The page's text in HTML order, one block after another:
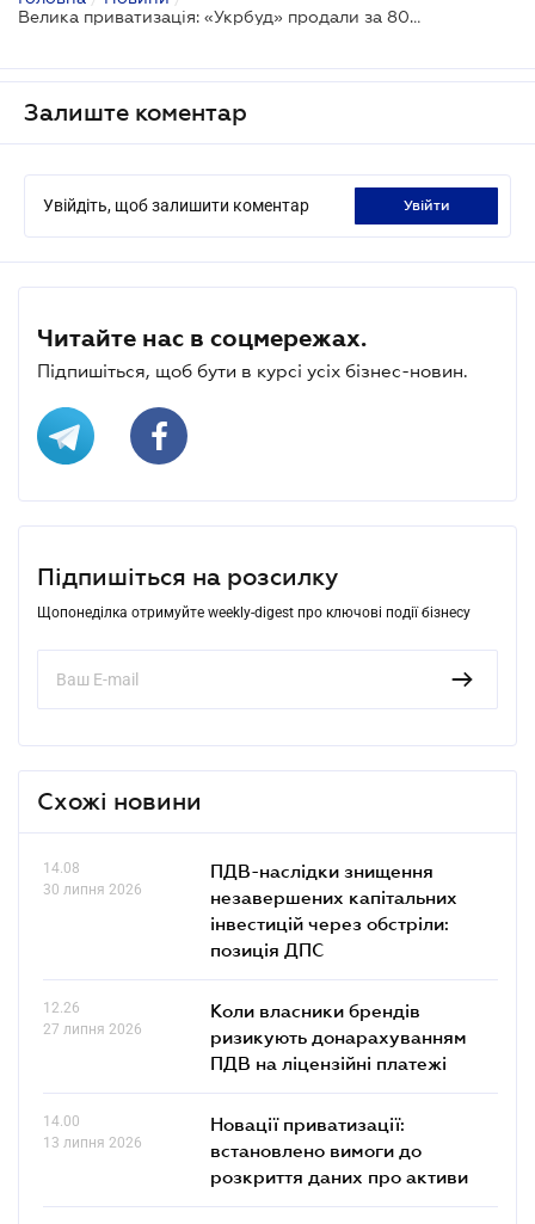
Велика приватизація: «Укрбуд» продали за 800 млн грн
Залиште коментар
Увійдіть, щоб залишити коментар увійти
Читайте нас в соцмережах.
Підпишіться, щоб бути в курсі усіх бізнес-новин.
Підпишіться на розсилку
Щопонеділка отримуйте weekly-digest про ключові події бізнесу
Схожі новини
14.08
30 липня 2026
ПДВ-наслідки знищення
незавершених капітальних
інвестицій через обстріли:
позиція ДПС
12.26
27 липня 2026
Коли власники брендів
ризикують донарахуванням
ПДВ на ліцензійні платежі
14.00
13 липня 2026
Новації приватизації:
встановлено вимоги до
розкриття даних про активи